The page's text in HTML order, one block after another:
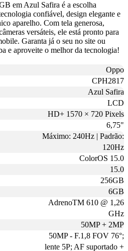
em Azul Safira é a escolha
confiável, design elegante e
aparelho. Com tela generosa,
versáteis, ele está pronto para
Garanta já o seu no site ou
e aproveite o melhor da tecnologia!
Oppo
CPH2817
Azul Safira
LCD
HD+ 1570 × 720 Pixels
6,75"
Máximo: 240Hz | Padrão:
120Hz
ColorOS 15.0
15.0
256GB
6GB
AdrenoTM 610 @ 1,26
GHz
50MP + 2MP
50MP - F.1,8 FOV 76°;
lente 5P; AF suportado +